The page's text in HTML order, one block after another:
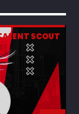
SCOUT